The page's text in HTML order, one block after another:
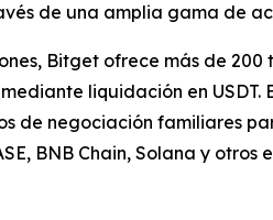
de una amplia gama de
Bitget ofrece más de
liquidación en
de negociación familiares
BNB Chain, Solana y